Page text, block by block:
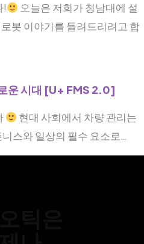
!
오늘은 저희가 청남대에 설
봇 이야기를 들려드리려고 합
운 시대 [U+ FMS 2.0]
현대 사회에서 차량 관리는
스와 일상의 필수 요소로…